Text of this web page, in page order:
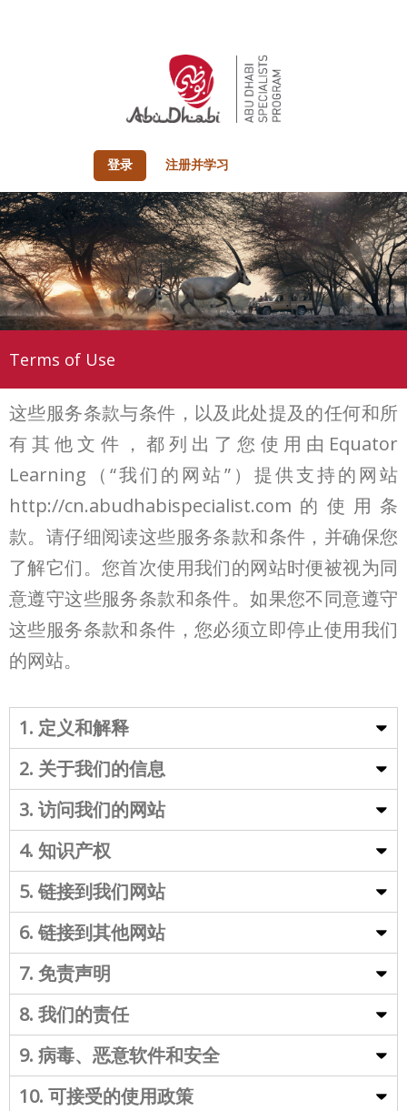
登录 注册并学习
Terms of Use
这些服务条款与条件，以及此处提及的任何和所
有其他文件，都列出了您使用由Equator
Learning（“我们的网站”）提供支持的网站
http://cn.abudhabispecialist.com的使用条
款。请仔细阅读这些服务条款和条件，并确保您
了解它们。您首次使用我们的网站时便被视为同
意遵守这些服务条款和条件。如果您不同意遵守
这些服务条款和条件，您必须立即停止使用我们
的网站。
1. 定义和解释
2. 关于我们的信息
3. 访问我们的网站
4. 知识产权
5. 链接到我们网站
6. 链接到其他网站
7. 免责声明
8. 我们的责任
9. 病毒、恶意软件和安全
10. 可接受的使用政策